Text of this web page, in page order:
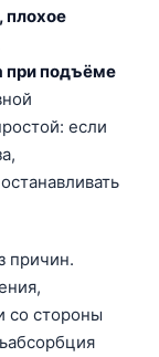
плохое
при подъёме
если
причин.
со стороны